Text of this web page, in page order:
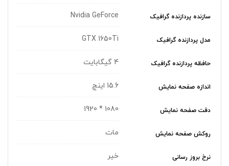
سازنده پردازنده گرافیک Nvidia GeForce
مدل پردازنده گرافیک GTX 1650Ti
حافظه پردازنده گرافیک 4 گیگابایت
اندازه صفحه نمایش 15.6 اینچ
دقت صفحه نمایش 1080 * 1920
روکش صفحه نمایش مات
نرخ بروز رسانی خیر